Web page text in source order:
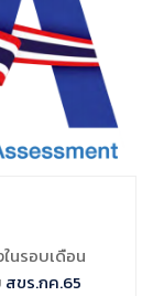
นรอบเดือน
สขร.กค.65